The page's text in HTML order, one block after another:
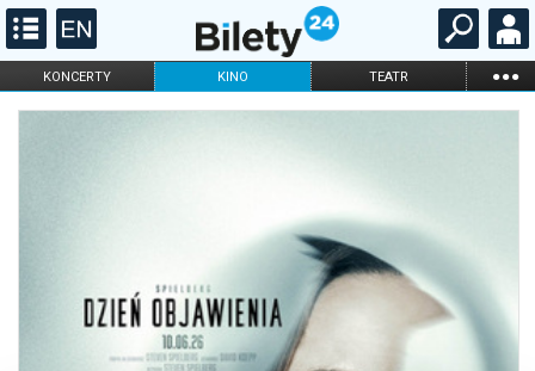
KONCERTY KINO TEATR ...
FILHARMONIA OPERA I BALET